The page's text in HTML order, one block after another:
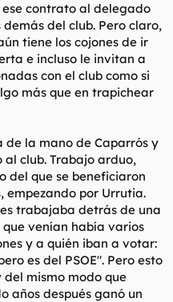
el futbol quedando como
contrato al delegado
del club. Pero claro,
tiene los cojones de ir
e incluso le invitan a
con el club como si
más que en trapichear
de la mano de Caparrós y
club. Trabajo arduo,
del que se beneficiaron
empezando por Urrutia.
trabajaba detrás de una
venían había varios
y a quién iban a votar:
es del PSOE". Pero esto
del mismo modo que
años después ganó un